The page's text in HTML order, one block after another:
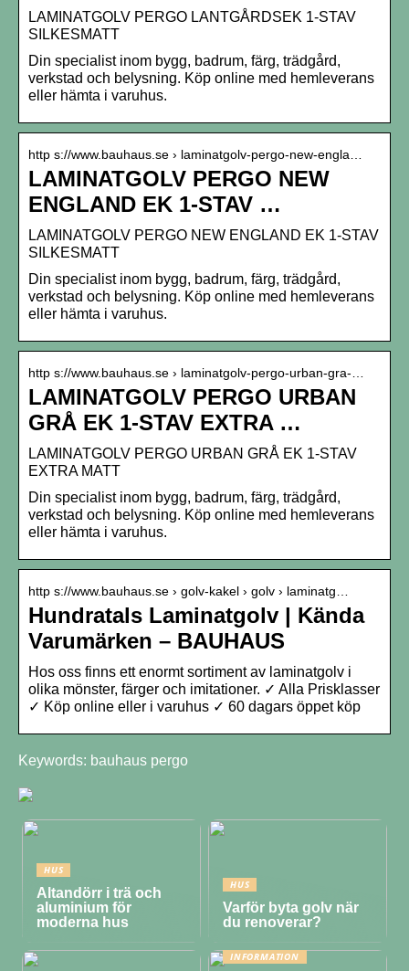
LAMINATGOLV PERGO LANTGÅRDSEK 1-STAV
SILKESMATT
Din specialist inom bygg, badrum, färg, trädgård,
verkstad och belysning. Köp online med hemleverans
eller hämta i varuhus.
http s://www.bauhaus.se › laminatgolv-pergo-new-engla…
LAMINATGOLV PERGO NEW
ENGLAND EK 1-STAV …
LAMINATGOLV PERGO NEW ENGLAND EK 1-STAV
SILKESMATT
Din specialist inom bygg, badrum, färg, trädgård,
verkstad och belysning. Köp online med hemleverans
eller hämta i varuhus.
http s://www.bauhaus.se › laminatgolv-pergo-urban-gra-…
LAMINATGOLV PERGO URBAN
GRÅ EK 1-STAV EXTRA …
LAMINATGOLV PERGO URBAN GRÅ EK 1-STAV
EXTRA MATT
Din specialist inom bygg, badrum, färg, trädgård,
verkstad och belysning. Köp online med hemleverans
eller hämta i varuhus.
http s://www.bauhaus.se › golv-kakel › golv › laminatg…
Hundratals Laminatgolv | Kända
Varumärken – BAUHAUS
Hos oss finns ett enormt sortiment av laminatgolv i
olika mönster, färger och imitationer. ✓ Alla Prisklasser
✓ Köp online eller i varuhus ✓ 60 dagars öppet köp
Keywords: bauhaus pergo
HUS
Altandörr i trä och
aluminium för
moderna hus
HUS
Varför byta golv när
du renoverar?
INFORMATION